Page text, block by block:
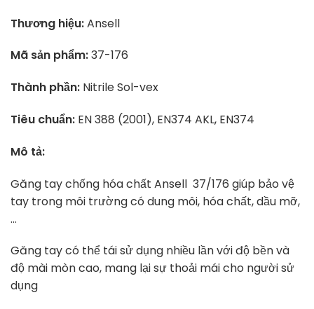
Thương hiệu:Ansell
Mã sản phẩm:37-176
Thành phần: Nitrile Sol-vex
Tiêu chuẩn: EN 388 (2001), EN374 AKL, EN374
Mô tả:
Găng tay chống hóa chất Ansell 37/176 giúp bảo vệ
tay trong môi trường có dung môi, hóa chất, dầu mỡ,
…
Găng tay có thể tái sử dụng nhiều lần với độ bền và
độ mài mòn cao, mang lại sự thoải mái cho người sử
dụng